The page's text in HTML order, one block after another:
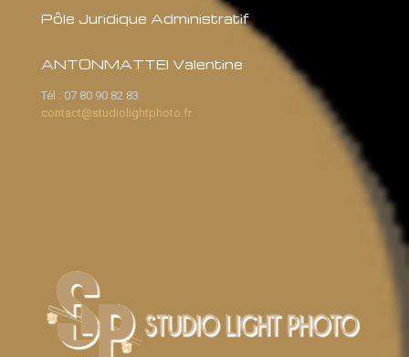
Pôle Juridique Administratif
ANTONMATTEI Valentine
Tél : 07 80 90 82 83
contact@studiolightphoto.fr